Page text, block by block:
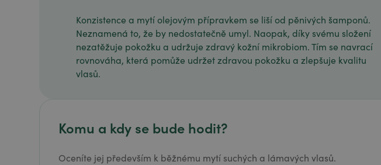
Konzistence a mytí olejovým přípravkem se liší od pěnivých šamponů.
Neznamená to, že by nedostatečně umyl. Naopak, díky svému složení
nezatěžuje pokožku a udržuje zdravý kožní mikrobiom. Tím se navrací
rovnováha, která pomůže udržet zdravou pokožku a zlepšuje kvalitu
vlasů.
Komu a kdy se bude hodit?
Oceníte jej především k běžnému mytí suchých a lámavých vlasů.